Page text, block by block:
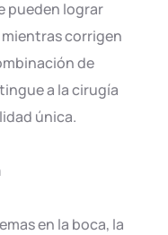
pueden lograr
corrigen
de
a la cirugía
única.
en la boca, la